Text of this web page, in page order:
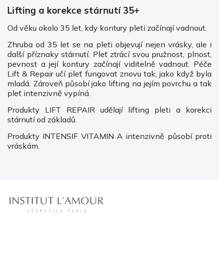
Lifting a korekce stárnutí 35+
Od věku okolo 35 let, kdy kontury pleti začínají vadnout.
Zhruba od 35 let se na pleti objevují nejen vrásky, ale i
další příznaky stárnutí. Pleť ztrácí svou pružnost, plnost,
pevnost a její kontury začínají viditelně vadnout. Péče
Lift & Repair učí pleť fungovat znovu tak, jako když byla
mladá. Zároveň působí jako lifting na jejím povrchu a tak
pleť intenzivně vypíná.
Produkty LIFT REPAIR udělají lifting pleti a korekci
stárnutí od základů.
Produkty INTENSIF VITAMIN A intenzivně působí proti
vráskám.